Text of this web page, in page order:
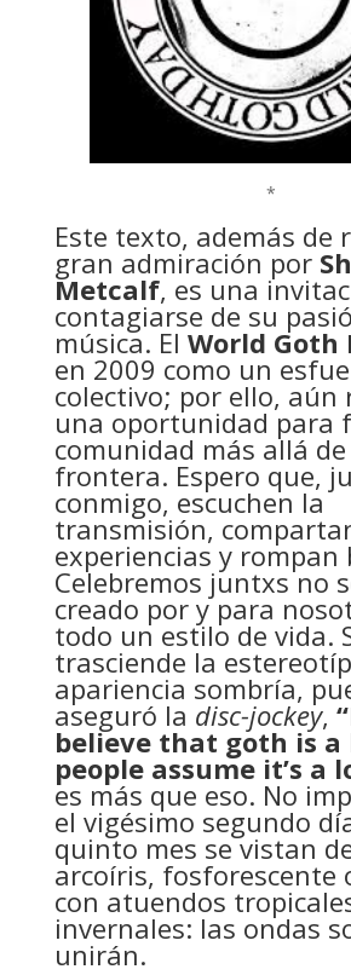
*
Este texto, además de
gran admiración por
Metcalf, es una
contagiarse de su
música. El World Goth
en 2009 como un
colectivo; por ello, aún
una oportunidad para
comunidad más allá
frontera. Espero que,
conmigo, escuchen la
transmisión,
experiencias y rompan
Celebremos juntxs no
creado por y para
todo un estilo de vida.
trasciende la
apariencia sombría,
aseguró la disc-jockey,
believe that goth is a
people assume it’s a
es más que eso. No
el vigésimo segundo
quinto mes se vistan
arcoíris, fosforescente
con atuendos
invernales: las ondas
unirán.